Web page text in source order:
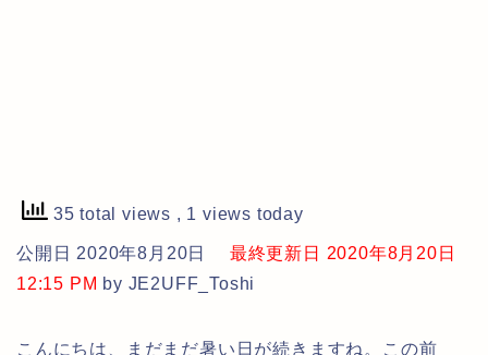
35 total views , 1 views today
公開日 2020年8月20日
最終更新日 2020年8月20日
12:15 PM by JE2UFF_Toshi
こんにちは、まだまだ暑い日が続きますね。この前